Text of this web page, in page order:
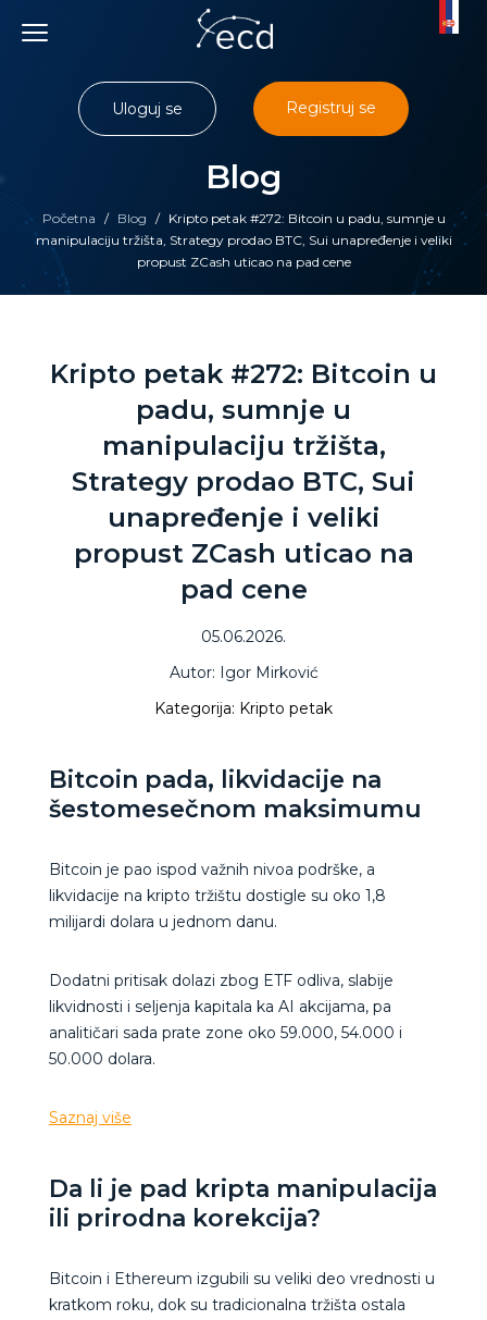
content
Početna / Blog /
Kripto petak #272: Bitcoin u padu, sumnje u
manipulaciju tržišta, Strategy prodao BTC, Sui unapređenje i veliki
propust ZCash uticao na pad cene
Blog
Uloguj se Registruj se
Kripto petak #272: Bitcoin u
padu, sumnje u
manipulaciju tržišta,
Strategy prodao BTC, Sui
unapređenje i veliki
propust ZCash uticao na
pad cene
05.06.2026.
Autor: Igor Mirković
Kategorija: Kripto petak
Bitcoin pada, likvidacije na
šestomesečnom maksimumu
Bitcoin je pao ispod važnih nivoa podrške, a
likvidacije na kripto tržištu dostigle su oko 1,8
milijardi dolara u jednom danu.
Dodatni pritisak dolazi zbog ETF odliva, slabije
likvidnosti i seljenja kapitala ka AI akcijama, pa
analitičari sada prate zone oko 59.000, 54.000 i
50.000 dolara.
Saznaj više
Da li je pad kripta manipulacija
ili prirodna korekcija?
Bitcoin i Ethereum izgubili su veliki deo vrednosti u
kratkom roku, dok su tradicionalna tržišta ostala